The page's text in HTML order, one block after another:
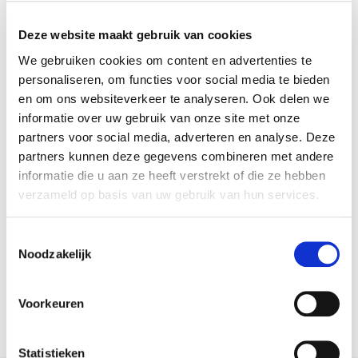
Deze website maakt gebruik van cookies
We gebruiken cookies om content en advertenties te
personaliseren, om functies voor social media te bieden
en om ons websiteverkeer te analyseren. Ook delen we
informatie over uw gebruik van onze site met onze
partners voor social media, adverteren en analyse. Deze
partners kunnen deze gegevens combineren met andere
informatie die u aan ze heeft verstrekt of die ze hebben
verzameld op basis van uw gebruik van hun services.
Noodzakelijk
Voorkeuren
Statistieken
Sierd Moll